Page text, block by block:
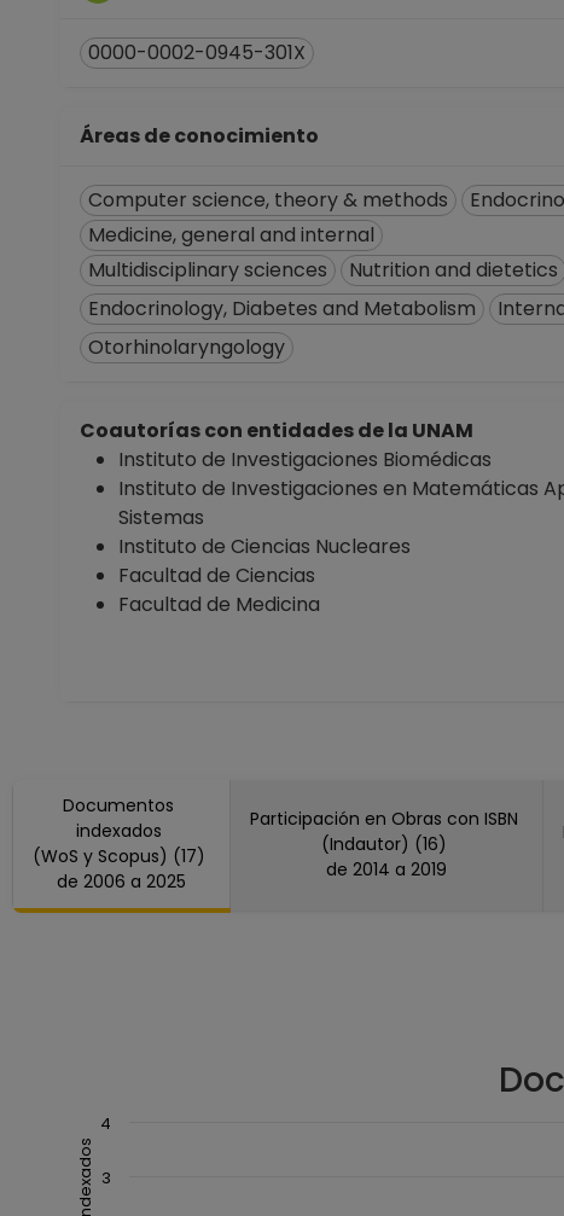
0000-0002-0945-301X
Áreas de conocimiento
Computer science, theory & methods
Medicine, general and internal
Multidisciplinary sciences
Nutrition and dietetics
Endocrinology, Diabetes and Metabolism
Otorhinolaryngology
Coautorías con entidades de la UNAM
Instituto de Investigaciones Biomédicas
Instituto de Investigaciones en Matemáticas
Sistemas
Instituto de Ciencias Nucleares
Facultad de Ciencias
Facultad de Medicina
Documentos
indexados
(WoS y Scopus) (17)
de 2006 a 2025
Participación en Obras con ISBN
(Indautor) (16)
de 2014 a 2019
Chart
Combination chart with 3 data series.
The chart has 1 X axis displaying Año.
3
4